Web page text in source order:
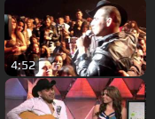
4:52